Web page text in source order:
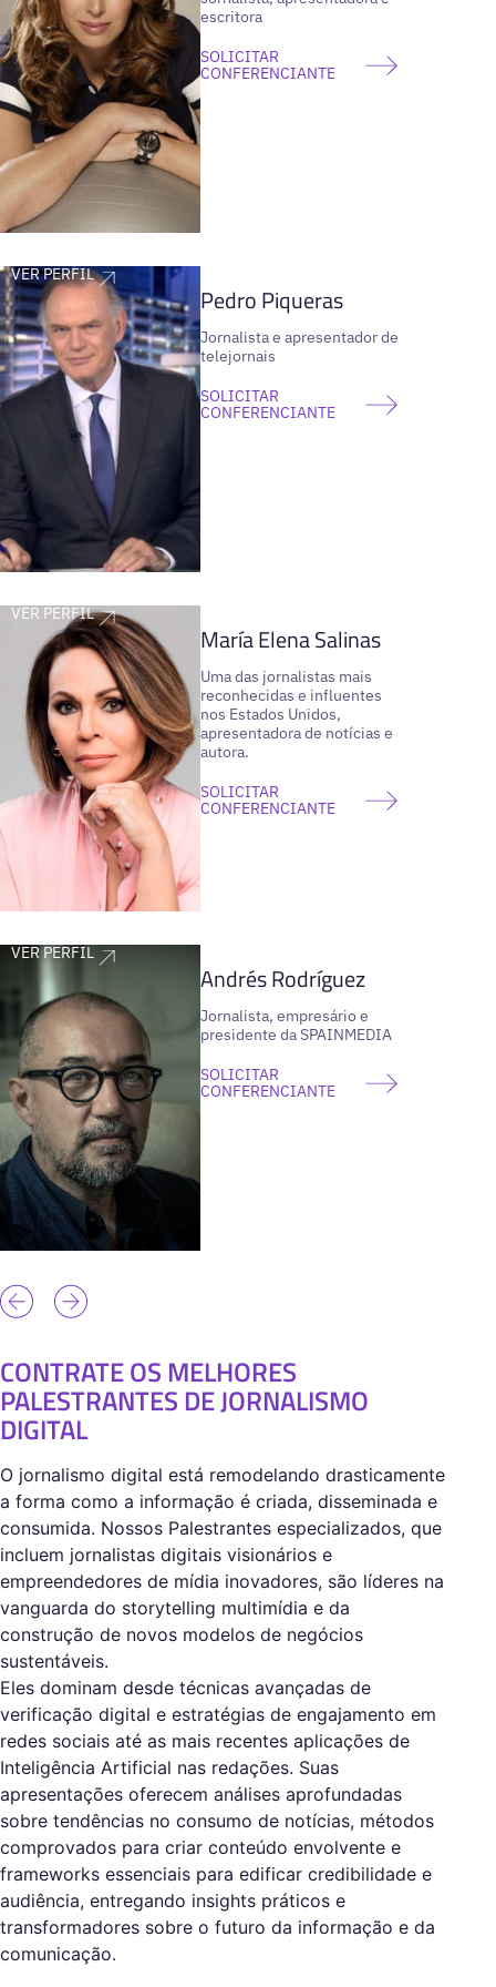
escritora
SOLICITAR
CONFERENCIANTE
VER PERFIL
Pedro Piqueras
Jornalista e apresentador de
telejornais
SOLICITAR
CONFERENCIANTE
VER PERFIL
María Elena Salinas
Uma das jornalistas mais
reconhecidas e influentes
nos Estados Unidos,
apresentadora de notícias e
autora.
SOLICITAR
CONFERENCIANTE
VER PERFIL
Andrés Rodríguez
Jornalista, empresário e
presidente da SPAINMEDIA
SOLICITAR
CONFERENCIANTE
CONTRATE OS MELHORES
PALESTRANTES DE JORNALISMO
DIGITAL
O jornalismo digital está remodelando drasticamente
a forma como a informação é criada, disseminada e
consumida. Nossos Palestrantes especializados, que
incluem jornalistas digitais visionários e
empreendedores de mídia inovadores, são líderes na
vanguarda do storytelling multimídia e da
construção de novos modelos de negócios
sustentáveis.
Eles dominam desde técnicas avançadas de
verificação digital e estratégias de engajamento em
redes sociais até as mais recentes aplicações de
Inteligência Artificial nas redações. Suas
apresentações oferecem análises aprofundadas
sobre tendências no consumo de notícias, métodos
comprovados para criar conteúdo envolvente e
frameworks essenciais para edificar credibilidade e
audiência, entregando insights práticos e
transformadores sobre o futuro da informação e da
comunicação.